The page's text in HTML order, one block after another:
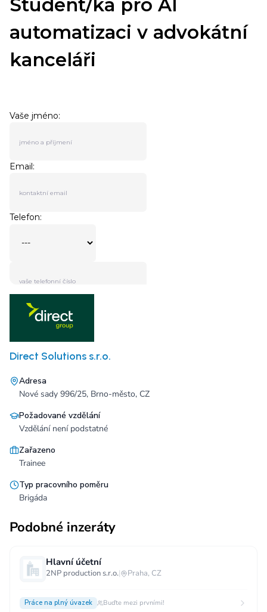
Direct Solutions s.r.o.
Adresa
Nové sady 996/25, Brno-město, CZ
Požadované vzdělání
Vzdělání není podstatné
Zařazeno
Trainee
Typ pracovního poměru
Brigáda
Podobné inzeráty
Hlavní účetní
2NP production s.r.o.| Praha, CZ
Práce na plný úvazek Buďte mezi prvními!